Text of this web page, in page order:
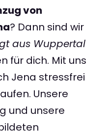
von
? Dann sind wir
aus Wuppertal
für dich. Mit uns
Jena stressfrei
Unsere
und unsere